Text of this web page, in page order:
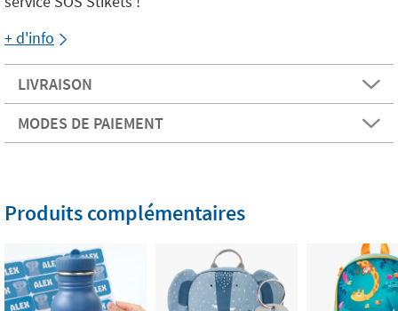
+ d'info
LIVRAISON
MODES DE PAIEMENT
Produits complémentaires